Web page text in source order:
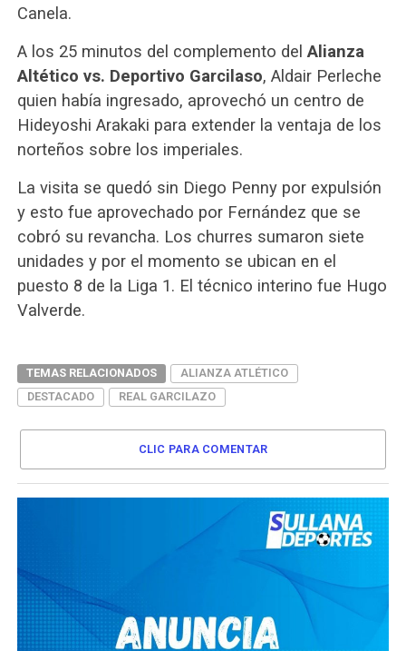
Canela.
A los 25 minutos del complemento del Alianza
Altético vs. Deportivo Garcilaso, Aldair Perleche
quien había ingresado, aprovechó un centro de
Hideyoshi Arakaki para extender la ventaja de los
norteños sobre los imperiales.
La visita se quedó sin Diego Penny por expulsión
y esto fue aprovechado por Fernández que se
cobró su revancha. Los churres sumaron siete
unidades y por el momento se ubican en el
puesto 8 de la Liga 1. El técnico interino fue Hugo
Valverde.
TEMAS RELACIONADOS
ALIANZA ATLÉTICO
DESTACADO
REAL GARCILAZO
CLIC PARA COMENTAR